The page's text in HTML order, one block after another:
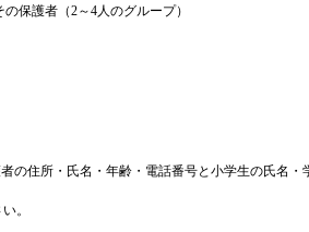
保護者（2～4人のグループ）
の住所・氏名・年齢・電話番号と小学生の氏名・
。